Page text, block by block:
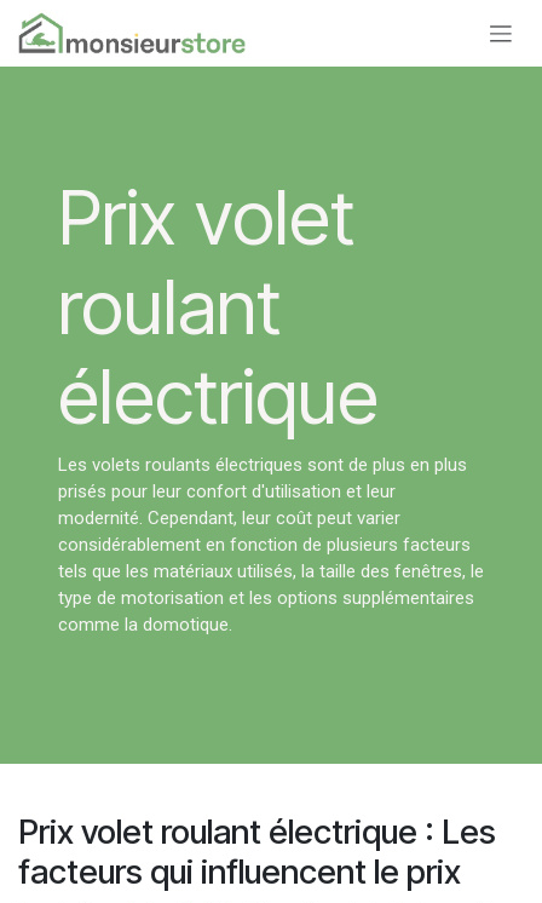
Se rendre au contenu
Prix volet
roulant
électrique
Les volets roulants électriques sont de plus en plus
prisés pour leur confort d'utilisation et leur
modernité. Cependant, leur coût peut varier
considérablement en fonction de plusieurs facteurs
tels que les matériaux utilisés, la taille des fenêtres, le
type de motorisation et les options supplémentaires
comme la domotique.
Prix volet roulant électrique : Les
facteurs qui influencent le prix